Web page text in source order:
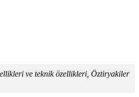
ve teknik özellikleri, Öztiryakiler